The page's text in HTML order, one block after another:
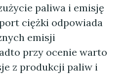
paliwa i emisję
ciężki odpowiada
emisji
przy ocenie warto
z produkcji paliw i